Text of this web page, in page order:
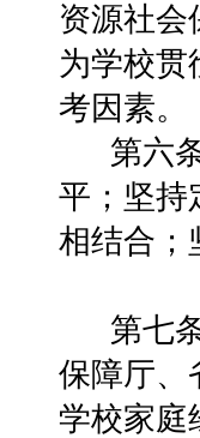
资源社会
为学校贯
考因素。
第六
平；坚持
相结合；
第七
保障厅、
学校家庭